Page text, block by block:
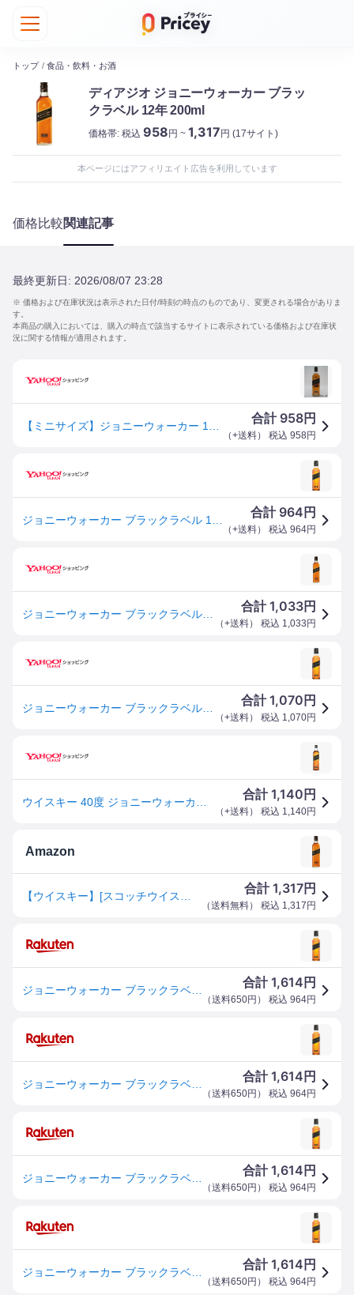
トップ / 食品・飲料・お酒
ディアジオ ジョニーウォーカー ブラッ
クラベル 12年 200ml
価格帯: 税込 958円 ~ 1,317円 (17サイト)
本ページにはアフィリエイト広告を利用しています
価格比較関連記事
最終更新日: 2026/08/07 23:28
※ 価格および在庫状況は表示された日付/時刻の時点のものであり、変更される場合がありま
す。
本商品の購入においては、購入の時点で該当するサイトに表示されている価格および在庫状
況に関する情報が適用されます。
合計 958円
（+送料） 税込 958 円
合計 964 円
（+送料） 税込 964円
合計1,033円
（+送料） 税込 1,033 円
合計1,070 円
（+送料） 税込 1,070円
合計1,140 円
（+送料） 税込 1,140円
Amazon
合計1,317円
（送料無料） 税込 1,317 円
合計1,614 円
（送料650円 ） 税込 964円
合計1,614 円
（送料650円 ） 税込 964円
合計1,614 円
（送料650円 ） 税込 964円
合計1,614 円
（送料650円 ） 税込 964円